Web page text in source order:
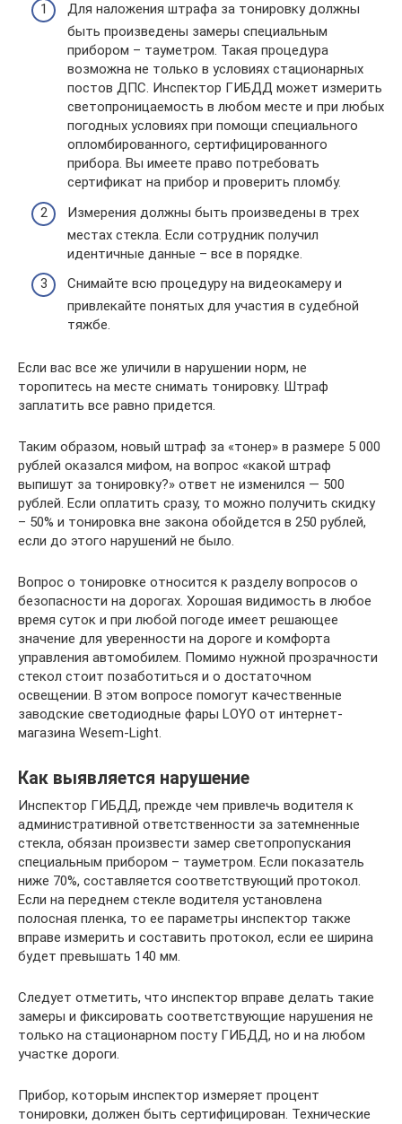
Для наложения штрафа за тонировку должны
быть произведены замеры специальным
прибором – тауметром. Такая процедура
возможна не только в условиях стационарных
постов ДПС. Инспектор ГИБДД может измерить
светопроницаемость в любом месте и при любых
погодных условиях при помощи специального
опломбированного, сертифицированного
прибора. Вы имеете право потребовать
сертификат на прибор и проверить пломбу.
Измерения должны быть произведены в трех
местах стекла. Если сотрудник получил
идентичные данные – все в порядке.
Снимайте всю процедуру на видеокамеру и
привлекайте понятых для участия в судебной
тяжбе.
Если вас все же уличили в нарушении норм, не
торопитесь на месте снимать тонировку. Штраф
заплатить все равно придется.
Таким образом, новый штраф за «тонер» в размере 5 000
рублей оказался мифом, на вопрос «какой штраф
выпишут за тонировку?» ответ не изменился — 500
рублей. Если оплатить сразу, то можно получить скидку
– 50% и тонировка вне закона обойдется в 250 рублей,
если до этого нарушений не было.
Вопрос о тонировке относится к разделу вопросов о
безопасности на дорогах. Хорошая видимость в любое
время суток и при любой погоде имеет решающее
значение для уверенности на дороге и комфорта
управления автомобилем. Помимо нужной прозрачности
стекол стоит позаботиться и о достаточном
освещении. В этом вопросе помогут качественные
заводские светодиодные фары LOYO от интернет-
магазина Wesem-Light.
Как выявляется нарушение
Инспектор ГИБДД, прежде чем привлечь водителя к
административной ответственности за затемненные
стекла, обязан произвести замер светопропускания
специальным прибором – тауметром. Если показатель
ниже 70%, составляется соответствующий протокол.
Если на переднем стекле водителя установлена
полосная пленка, то ее параметры инспектор также
вправе измерить и составить протокол, если ее ширина
будет превышать 140 мм.
Следует отметить, что инспектор вправе делать такие
замеры и фиксировать соответствующие нарушения не
только на стационарном посту ГИБДД, но и на любом
участке дороги.
Прибор, которым инспектор измеряет процент
тонировки, должен быть сертифицирован. Технические